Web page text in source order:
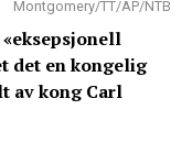
Montgomery/TT/AP/NTB
det en kongelig
av kong Carl